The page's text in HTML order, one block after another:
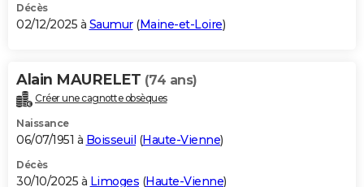
BONS PLANS
Carte de Noël
Carte Bonne année
Carte Saint-Valentin
Carte Pâques
Carte d'anniversaire
DICTIONNAIRE
Dictionnaire
Biographies
Citations
Expressions
Proverbes
PROGRAMME TV
S'inscrire
Se connecter
Lycées
Collèges
Primaires
Universités
Entreprises
Service militaire
Avis de recherche
Décès
02/12/2025 à Saumur(Maine-et-Loire)
Alain MAURELET (74 ans)
Créer une cagnotte obsèques
Naissance
06/07/1951 à Boisseuil (Haute-Vienne)
Décès
30/10/2025 à Limoges (Haute-Vienne)